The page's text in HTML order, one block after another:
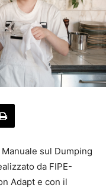
sul Dumping
da FIPE-
Adapt e con il